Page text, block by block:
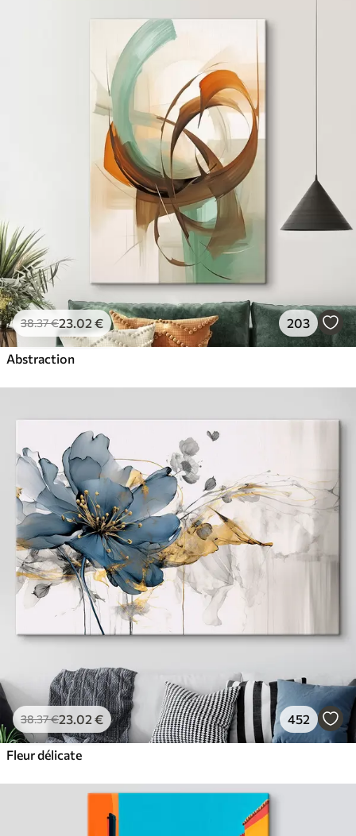
38.37€23.02 € 203
Abstraction
38.37€23.02 € 452
Fleur délicate